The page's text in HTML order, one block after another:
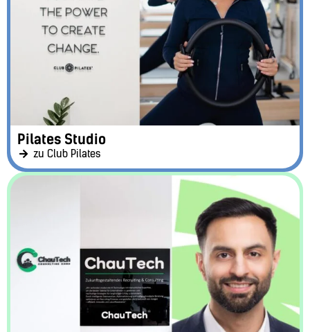
Pilates Studio
zu Club Pilates